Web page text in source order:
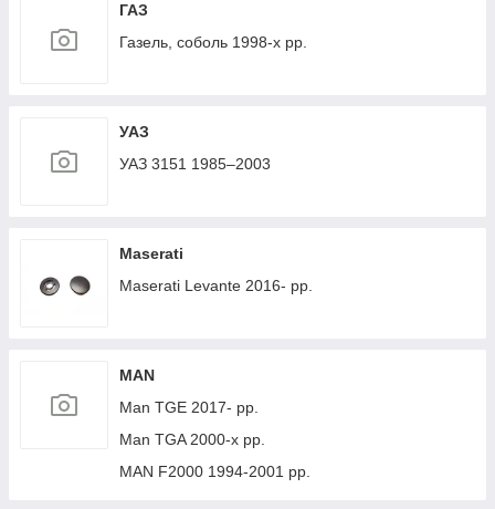
ГАЗ
Газель, соболь 1998-х рр.
УАЗ
УАЗ 3151 1985–2003
Maserati
Maserati Levante 2016- рр.
MAN
Man TGE 2017- рр.
Man TGA 2000-х рр.
MAN F2000 1994-2001 рр.